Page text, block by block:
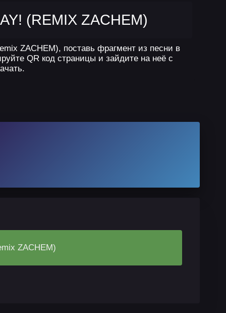
(REMIX ZACHEM)
ZACHEM), поставь фрагмент из песни в
QR код страницы и зайдите на неё с
ZACHEM)